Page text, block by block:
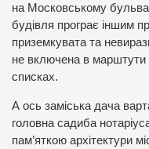
на Московському
будівля програє іншим
приземкувата та
не включена в марштути
списках.
А ось заміська дача
головна садиба
пам’яткою архітектури